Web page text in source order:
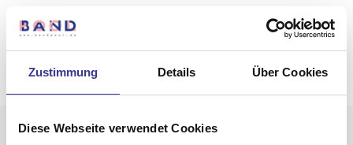
Zustimmung Details Über Cookies
Diese Webseite verwendet Cookies